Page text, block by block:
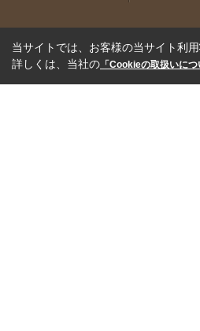
当サイトでは、お客様の当サイト利
詳しくは、当社の 「Cookieの取扱いにつ